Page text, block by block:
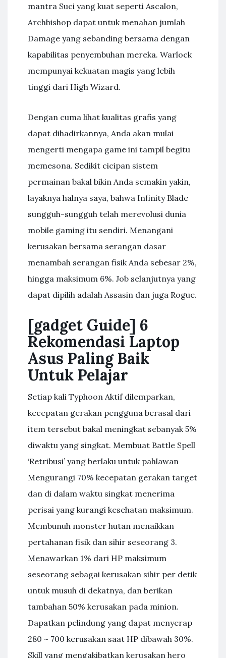
mantra Suci yang kuat seperti Ascalon,
Archbishop dapat untuk menahan jumlah
Damage yang sebanding bersama dengan
kapabilitas penyembuhan mereka. Warlock
mempunyai kekuatan magis yang lebih
tinggi dari High Wizard.
Dengan cuma lihat kualitas grafis yang
dapat dihadirkannya, Anda akan mulai
mengerti mengapa game ini tampil begitu
memesona. Sedikit cicipan sistem
permainan bakal bikin Anda semakin yakin,
layaknya halnya saya, bahwa Infinity Blade
sungguh-sungguh telah merevolusi dunia
mobile gaming itu sendiri. Menangani
kerusakan bersama serangan dasar
menambah serangan fisik Anda sebesar 2%,
hingga maksimum 6%. Job selanjutnya yang
dapat dipilih adalah Assasin dan juga Rogue.
[gadget Guide] 6
Rekomendasi Laptop
Asus Paling Baik
Untuk Pelajar
Setiap kali Typhoon Aktif dilemparkan,
kecepatan gerakan pengguna berasal dari
item tersebut bakal meningkat sebanyak 5%
diwaktu yang singkat. Membuat Battle Spell
‘Retribusi’ yang berlaku untuk pahlawan
Mengurangi 70% kecepatan gerakan target
dan di dalam waktu singkat menerima
perisai yang kurangi kesehatan maksimum.
Membunuh monster hutan menaikkan
pertahanan fisik dan sihir seseorang 3.
Menawarkan 1% dari HP maksimum
seseorang sebagai kerusakan sihir per detik
untuk musuh di dekatnya, dan berikan
tambahan 50% kerusakan pada minion.
Dapatkan pelindung yang dapat menyerap
280 ~ 700 kerusakan saat HP dibawah 30%.
Skill yang mengakibatkan kerusakan hero